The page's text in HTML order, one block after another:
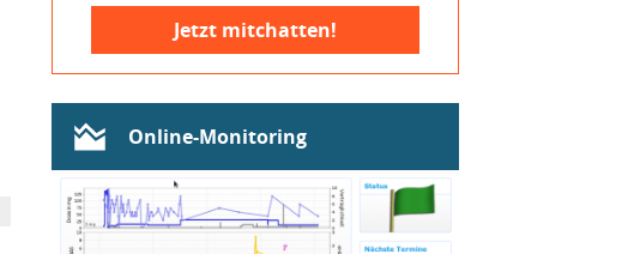
Jetzt mitchatten!
Online-Monitoring